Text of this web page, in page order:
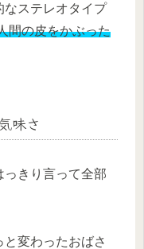
なステレオタイプ
間の皮をかぶった
味さ
っきり言って全部
変わったおばさ